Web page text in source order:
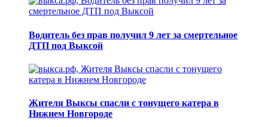
Водитель без прав получил 9 лет за смертельное
ДТП под Выксой
Жителя Выксы спасли с тонущего катера в
Нижнем Новгороде